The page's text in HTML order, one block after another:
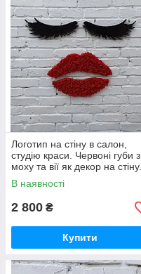
Логотип на стіну в салон,
студію краси. Червоні губи з
моху та вії як декор на стіну.
Декор у салон фарби
В наявності
2 800 ₴
Купити